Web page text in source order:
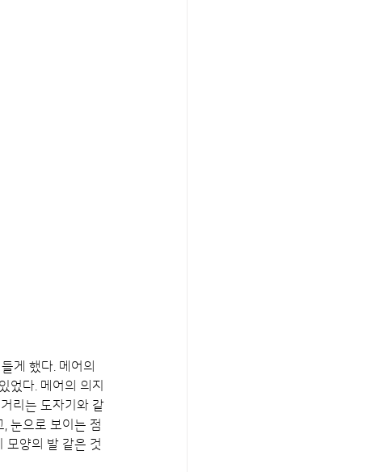
게 했다. 메어의
었다. 메어의 의지
리는 도자기와 같
눈으로 보이는 점
모양의 발 같은 것